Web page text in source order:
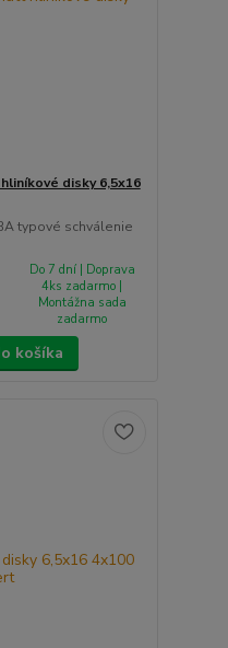
disky 6,5x16
typové schválenie
Do 7 dní | Doprava
4ks zadarmo |
Montážna sada
zadarmo
košíka